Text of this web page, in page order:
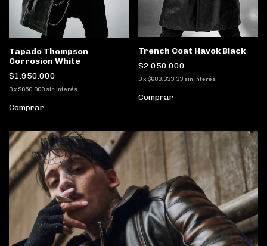
Tapado Thompson
Corrosion White
$1.950.000
3x $650.000 sin interés
Comprar
Trench Coat Havok Black
$2.050.000
3 x $683.333,33 sin interés
Comprar